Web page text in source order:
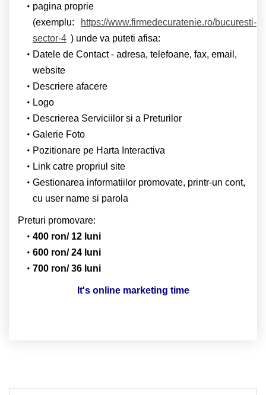
pagina proprie
(exemplu:
https://www.firmedecuratenie.ro/bucuresti-
sector-4 ) unde va puteti afisa:
Datele de Contact - adresa, telefoane, fax, email,
website
Descriere afacere
Logo
Descrierea Serviciilor si a Preturilor
Galerie Foto
Pozitionare pe Harta Interactiva
Link catre propriul site
Gestionarea informatiilor promovate, printr-un cont,
cu user name si parola
Preturi promovare:
400 ron/ 12 luni
600 ron/ 24 luni
700 ron/ 36 luni
It's online marketing time